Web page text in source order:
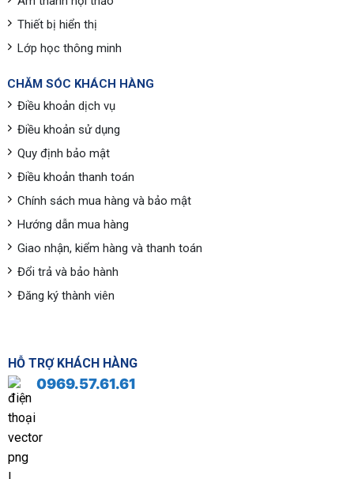
Thiết bị hiển thị
Lớp học thông minh
CHĂM SÓC KHÁCH HÀNG
Điều khoản dịch vụ
Điều khoản sử dụng
Quy định bảo mật
Điều khoản thanh toán
Chính sách mua hàng và bảo mật
Hướng dẫn mua hàng
Giao nhận, kiểm hàng và thanh toán
Đổi trả và bảo hành
Đăng ký thành viên
HỖ TRỢ KHÁCH HÀNG
0969.57.61.61